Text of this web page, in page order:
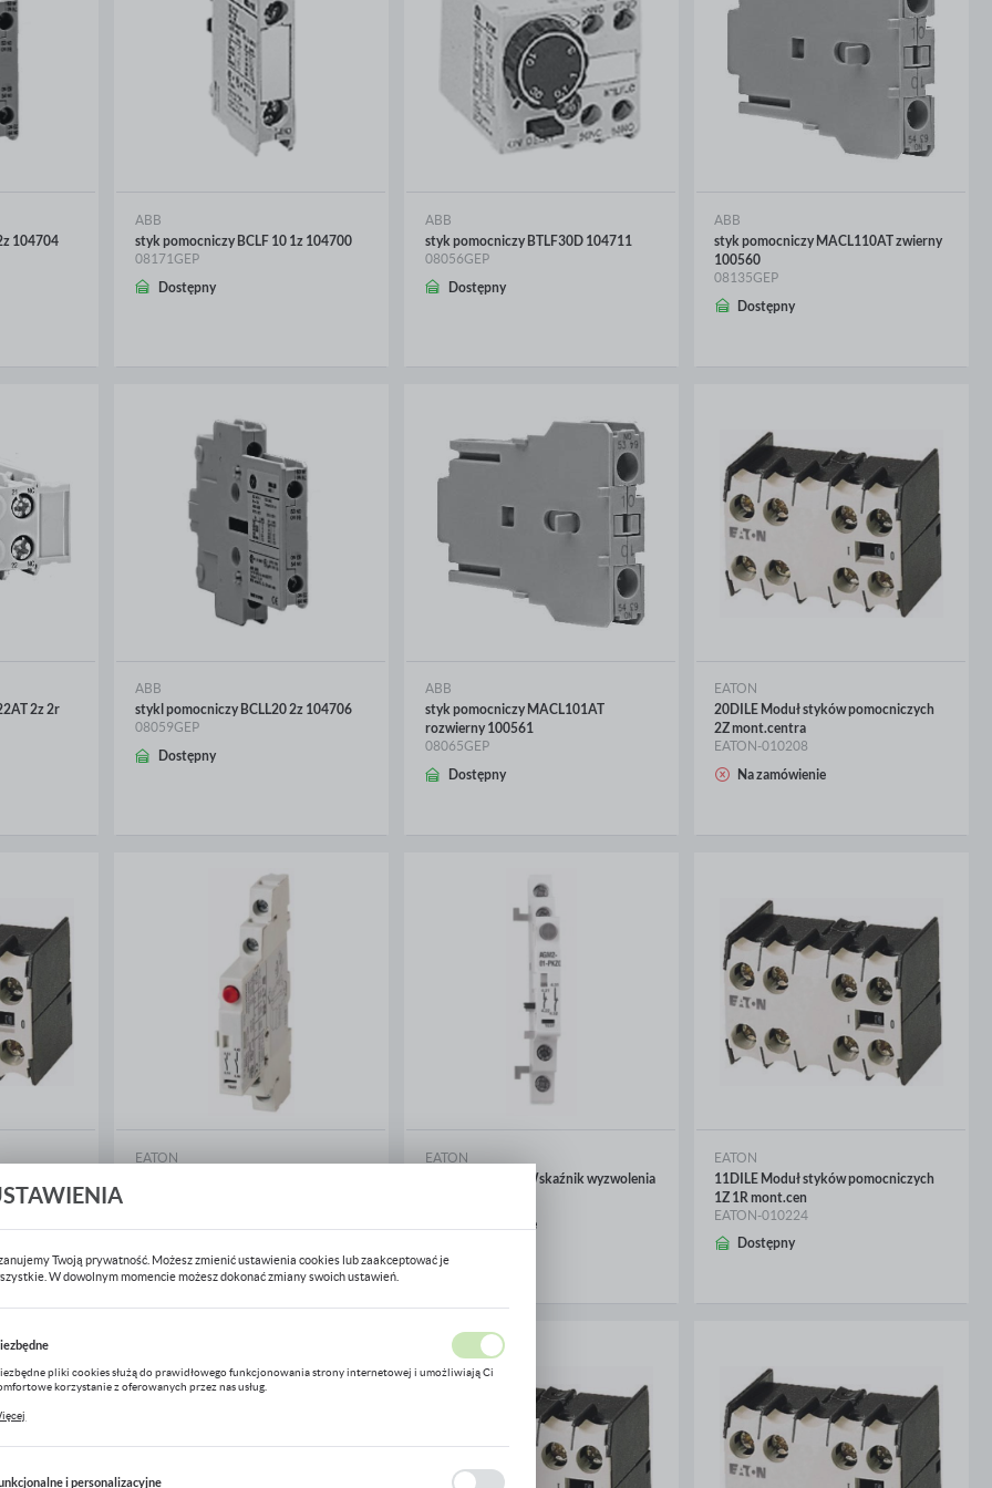
104704
ABB
styk pomocniczy BCLF 10 1z 104700
08171GEP
Dostępny
ABB
styk pomocniczy BTLF30D 104711
08056GEP
Dostępny
ABB
styk pomocniczy MACL110AT zwierny
100560
08135GEP
Dostępny
WIĘCEJ
2z 2r
ABB
stykl pomocniczy BCLL20 2z 104706
08059GEP
Dostępny
ABB
styk pomocniczy MACL101AT
rozwierny 100561
08065GEP
Dostępny
WIĘCEJ
EATON
20DILE Moduł styków pomocniczych
2Z mont.centra
EATON-010208
Na zamówienie
WIĘCEJ
EATON
EATON
AGM2-01-PKZ0 Wskaźnik wyzwolenia
Na zamówienie
EATON
11DILE Moduł styków pomocniczych
1Z 1R mont.cen
EATON-010224
Dostępny
WIĘCEJ
Twoją prywatność. Możesz zmienić ustawienia cookies lub zaakceptować je
W dowolnym momencie możesz dokonać zmiany swoich ustawień.
pliki cookies służą do prawidłowego funkcjonowania strony internetowej i umożliwiają Ci
korzystanie z oferowanych przez nas usług.
preferencji prywatności, logowania czy wypełniania formularzy. Dzięki plikom cookies strona,
i personalizacyjne
Polska